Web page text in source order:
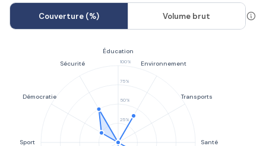
Couverture (%) Volume brut